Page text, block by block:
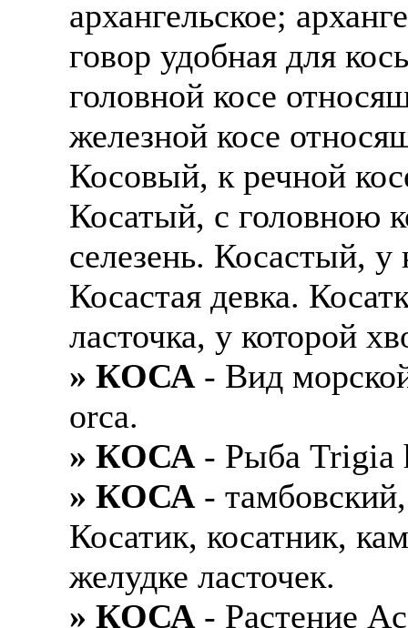
архангельское;
говор удобная для
головной косе
железной косе
Косовый, к речной
Косатый, с головною
селезень. Косастый,
Косастая девка.
ласточка, у которой
» КОСА- Вид
orca.
» КОСА- Рыба Trigia
» КОСА-
Косатик, косатник,
желудке ласточек.
» КОСА- Растение